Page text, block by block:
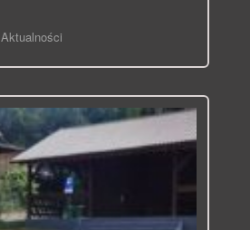
Aktualności